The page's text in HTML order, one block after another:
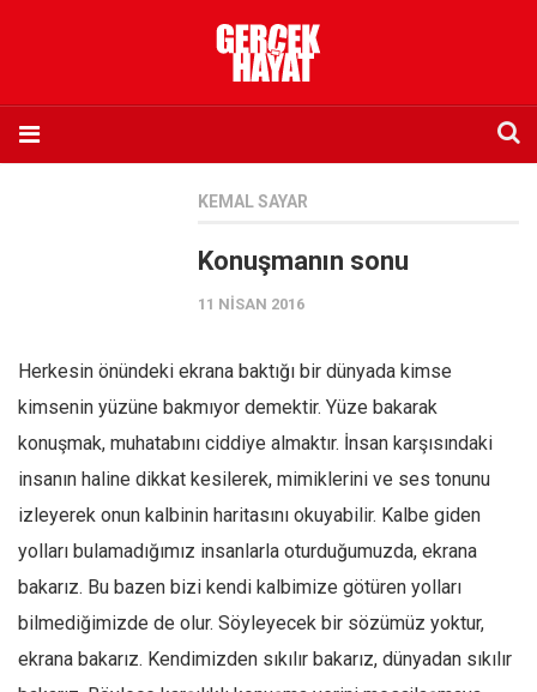
Eksik sayıların temini
Sosyal Medya
Twitter
Facebook
Instagram
YouTube
Editörden
KEMAL SAYAR
Konuşmanın sonu
11 NISAN 2016
Herkesin önündeki ekrana baktığı bir dünyada kimse
kimsenin yüzüne bakmıyor demektir. Yüze bakarak
konuşmak, muhatabını ciddiye almaktır. İnsan karşısındaki
insanın haline dikkat kesilerek, mimiklerini ve ses tonunu
izleyerek onun kalbinin haritasını okuyabilir. Kalbe giden
yolları bulamadığımız insanlarla oturduğumuzda, ekrana
bakarız. Bu bazen bizi kendi kalbimize götüren yolları
bilmediğimizde de olur. Söyleyecek bir sözümüz yoktur,
ekrana bakarız. Kendimizden sıkılır bakarız, dünyadan sıkılır